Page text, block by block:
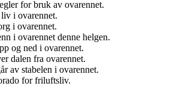
for bruk av ovarennet.
i ovarennet.
i ovarennet.
i ovarennet denne helgen.
og ned i ovarennet.
dalen fra ovarennet.
av stabelen i ovarennet.
for friluftsliv.